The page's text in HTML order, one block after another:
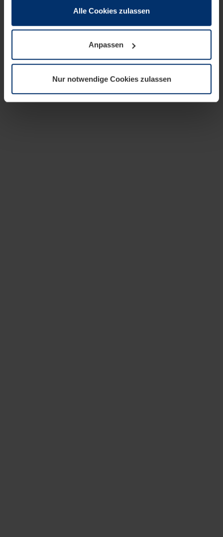
wenn diese für den Betrieb dieser Seite unbedingt
notwendig sind. Für alle anderen Cookie-Typen benötigen
wir Ihre Erlaubnis. Ihre Einwilligung können Sie jederzeit
Datenschutzerklärungunserer Website ändern oder
widerrufen.
Alle Cookies zulassen
Anpassen
Nur notwendige Cookies zulassen